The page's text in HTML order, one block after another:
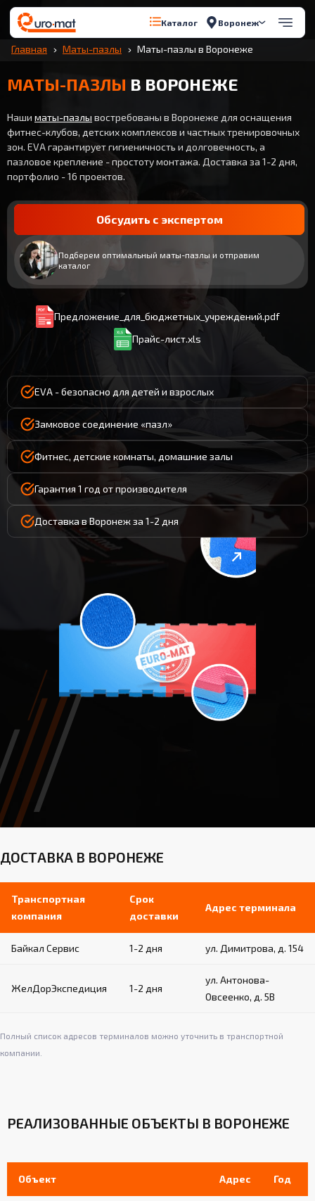
Каталог Воронеж
Главная Маты-пазлы Маты-пазлы в Воронеже
МАТЫ-ПАЗЛЫ В ВОРОНЕЖЕ
Наши маты-пазлы востребованы в Воронеже для оснащения
фитнес-клубов, детских комплексов и частных тренировочных
зон. EVA гарантирует гигиеничность и долговечность, а
пазловое крепление - простоту монтажа. Доставка за 1-2 дня,
портфолио - 16 проектов.
Обсудить с экспертом
Подберем оптимальный маты-пазлы и отправим
каталог
Предложение_для_бюджетных_учреждений.pdf
Прайс-лист.xls
EVA - безопасно для детей и взрослых
Замковое соединение «пазл»
Фитнес, детские комнаты, домашние залы
Гарантия 1 год от производителя
Доставка в Воронеж за 1-2 дня
ДОСТАВКА В ВОРОНЕЖЕ
Транспортная
компания
Срок
доставки
Адрес терминала
Байкал Сервис 1-2 дня ул. Димитрова, д. 154
ЖелДорЭкспедиция 1-2 дня
ул. Антонова-
Овсеенко, д. 5В
Полный список адресов терминалов можно уточнить в транспортной
компании.
РЕАЛИЗОВАННЫЕ ОБЪЕКТЫ В ВОРОНЕЖЕ
Объект Адрес Год